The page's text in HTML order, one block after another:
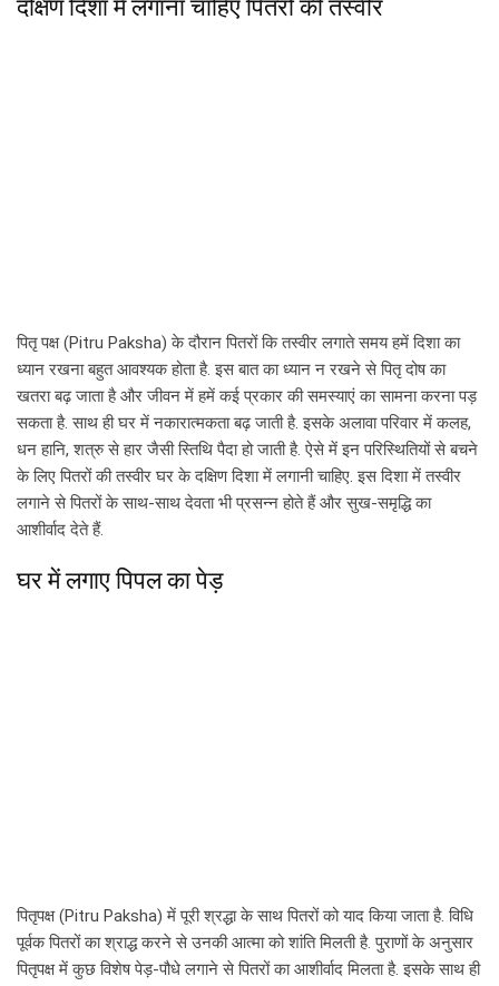
दक्षिण दिशा में लगाना चाहिए पितरों की तस्वीर
पितृ पक्ष (Pitru Paksha) के दौरान पितरों कि तस्वीर लगाते समय हमें दिशा का
ध्यान रखना बहुत आवश्यक होता है. इस बात का ध्यान न रखने से पितृ दोष का
खतरा बढ़ जाता है और जीवन में हमें कई प्रकार की समस्याएं का सामना करना पड़
सकता है. साथ ही घर में नकारात्मकता बढ़ जाती है. इसके अलावा परिवार में कलह,
धन हानि, शत्रु से हार जैसी स्तिथि पैदा हो जाती है. ऐसे में इन परिस्थितियों से बचने
के लिए पितरों की तस्वीर घर के दक्षिण दिशा में लगानी चाहिए. इस दिशा में तस्वीर
लगाने से पितरों के साथ-साथ देवता भी प्रसन्न होते हैं और सुख-समृद्धि का
आशीर्वाद देते हैं.
घर में लगाए पिपल का पेड़
पितृपक्ष (Pitru Paksha) में पूरी श्रद्धा के साथ पितरों को याद किया जाता है. विधि
पूर्वक पितरों का श्राद्ध करने से उनकी आत्मा को शांति मिलती है. पुराणों के अनुसार
पितृपक्ष में कुछ विशेष पेड़-पौधे लगाने से पितरों का आशीर्वाद मिलता है. इसके साथ ही